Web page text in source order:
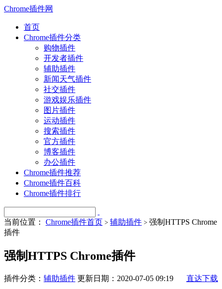
Chrome插件网
首页
Chrome插件分类
购物插件
开发者插件
辅助插件
新闻天气插件
社交插件
游戏娱乐插件
图片插件
运动插件
搜索插件
官方插件
博客插件
办公插件
Chrome插件推荐
Chrome插件百科
Chrome插件排行
当前位置： Chrome插件首页 > 辅助插件 > 强制HTTPS Chrome
插件
强制HTTPS Chrome插件
插件分类： 辅助插件 更新日期：2020-07-05 09:19 直达下载